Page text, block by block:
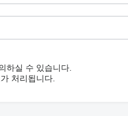
하실 수 있습니다.
처리됩니다.